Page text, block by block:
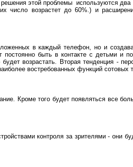
этой проблемы используются два
возрастет до 60%.) и
в каждый телефон, но и
быть в контакте с детьми и
возрастать. Вторая тенденция -
востребованных функций сотовых
Кроме того будет появляться все
контроля за зрителями - они